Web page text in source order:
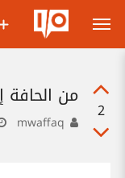
2
من الحافة